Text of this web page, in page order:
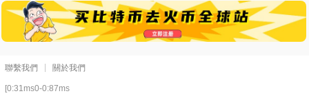
聯繫我們 關於我們
[0:31ms0-0:87ms